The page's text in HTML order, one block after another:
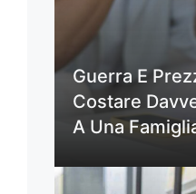
Guerra E
Costare
A Una